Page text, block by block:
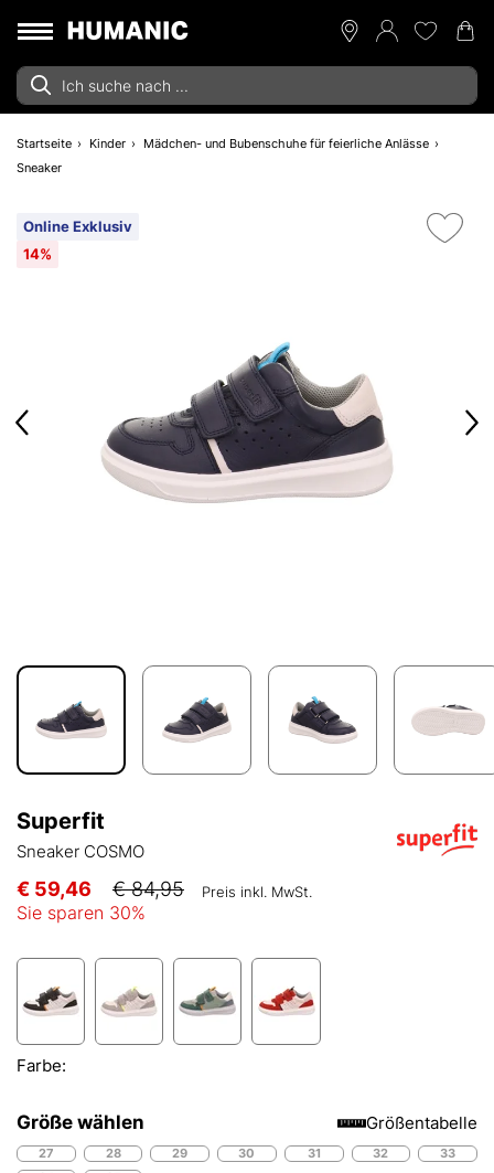
Startseite Kinder
Mädchen- und Bubenschuhe für feierliche Anlässe
Sneaker
Online Exklusiv
14%
Superfit
Sneaker COSMO
€ 59,46 € 84,95 Preis inkl. MwSt.
Sie sparen 30%
Farbe:
Größe wählen Größentabelle
27 28 29 30 31 32
33